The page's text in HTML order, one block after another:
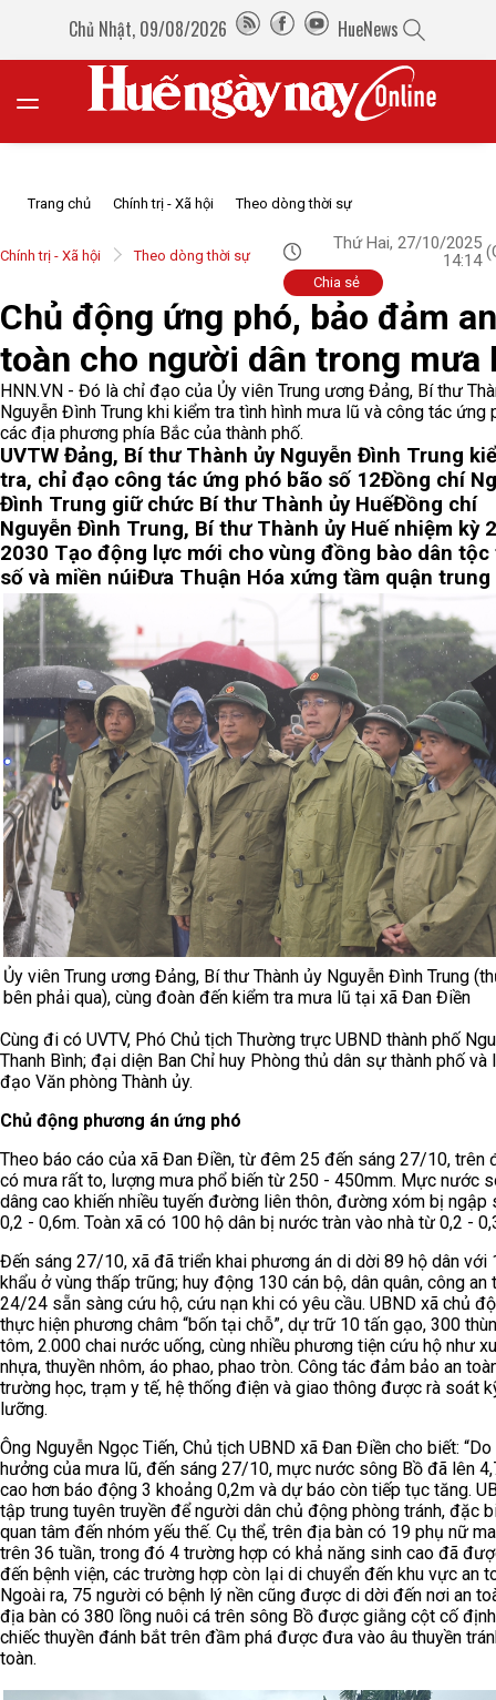
Chủ Nhật, 09/08/2026 HueNews
Trang chủ Chính trị - Xã hội Theo dòng thời sự
Chính trị - Xã hội Theo dòng thời sự
Thứ Hai, 27/10/2025
14:14
Chia sẻ
Chủ động ứng phó, bảo đảm an
toàn cho người dân trong mưa
HNN.VN - Đó là chỉ đạo của Ủy viên Trung ương Đảng, Bí thư
Nguyễn Đình Trung khi kiểm tra tình hình mưa lũ và công tác ứng
các địa phương phía Bắc của thành phố.
UVTW Đảng, Bí thư Thành ủy Nguyễn Đình Trung
tra, chỉ đạo công tác ứng phó bão số 12Đồng chí
Đình Trung giữ chức Bí thư Thành ủy HuếĐồng chí
Nguyễn Đình Trung, Bí thư Thành ủy Huế nhiệm kỳ
2030 Tạo động lực mới cho vùng đồng bào dân tộc
số và miền núiĐưa Thuận Hóa xứng tầm quận trung
Ủy viên Trung ương Đảng, Bí thư Thành ủy Nguyễn Đình Trung
bên phải qua), cùng đoàn đến kiểm tra mưa lũ tại xã Đan Điền
Cùng đi có UVTV, Phó Chủ tịch Thường trực UBND thành phố
Thanh Bình; đại diện Ban Chỉ huy Phòng thủ dân sự thành phố và
đạo Văn phòng Thành ủy.
Chủ động phương án ứng phó
Theo báo cáo của xã Đan Điền, từ đêm 25 đến sáng 27/10, trên
có mưa rất to, lượng mưa phổ biến từ 250 - 450mm. Mực nước
dâng cao khiến nhiều tuyến đường liên thôn, đường xóm bị ngập
0,2 - 0,6m. Toàn xã có 100 hộ dân bị nước tràn vào nhà từ 0,2 -
Đến sáng 27/10, xã đã triển khai phương án di dời 89 hộ dân với
khẩu ở vùng thấp trũng; huy động 130 cán bộ, dân quân, công an
24/24 sẵn sàng cứu hộ, cứu nạn khi có yêu cầu. UBND xã chủ
thực hiện phương châm “bốn tại chỗ”, dự trữ 10 tấn gạo, 300
tôm, 2.000 chai nước uống, cùng nhiều phương tiện cứu hộ như
nhựa, thuyền nhôm, áo phao, phao tròn. Công tác đảm bảo an
trường học, trạm y tế, hệ thống điện và giao thông được rà soát
lưỡng.
Ông Nguyễn Ngọc Tiến, Chủ tịch UBND xã Đan Điền cho biết: “Do
hưởng của mưa lũ, đến sáng 27/10, mực nước sông Bồ đã lên
cao hơn báo động 3 khoảng 0,2m và dự báo còn tiếp tục tăng.
tập trung tuyên truyền để người dân chủ động phòng tránh, đặc
quan tâm đến nhóm yếu thế. Cụ thể, trên địa bàn có 19 phụ nữ
trên 36 tuần, trong đó 4 trường hợp có khả năng sinh cao đã
đến bệnh viện, các trường hợp còn lại di chuyển đến khu vực an
Ngoài ra, 75 người có bệnh lý nền cũng được di dời đến nơi an
địa bàn có 380 lồng nuôi cá trên sông Bồ được giằng cột cố
chiếc thuyền đánh bắt trên đầm phá được đưa vào âu thuyền
toàn.